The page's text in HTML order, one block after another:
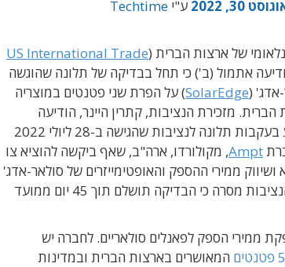
30, 2022 ע"י Techtime
של ארצות הברית (US International Trade
אתמול (ב') כי תחל בבדיקה של תלונה שהוגשה
אדג' (SolarEdge) על הפרת שני פטנטים במוצריה
מזכירת הנציבות, קתרין היינר, הודיעה
שהחקירה תתבצע בעקבות תלונה לנציבות שהגישה ב-28 ליולי 2022
Ampt, מקולורדו, ארה"ב, שאף ביקשה להוציא צו
ושיווק ממירי ההספק והאופטימייזרים של סולאר-אדג'
בארצות הברית. הנציבות מסרה כי הבדיקה תושלם תוך 45 יום ממועד
המאושרים בארצות הברית ובמדינות